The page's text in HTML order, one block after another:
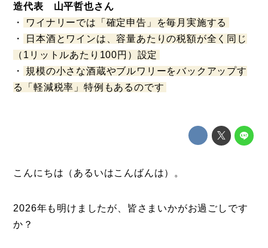
造代表 山平哲也さん
・
ワイナリーでは「確定申告」を毎月実施する
・
日本酒とワインは、容量あたりの税額が全く同じ
（1リットルあたり100円）設定
・
規模の小さな酒蔵やブルワリーをバックアップす
る「軽減税率」特例もあるのです
こんにちは（あるいはこんばんは）。
2026年も明けましたが、皆さまいかがお過ごしです
か？